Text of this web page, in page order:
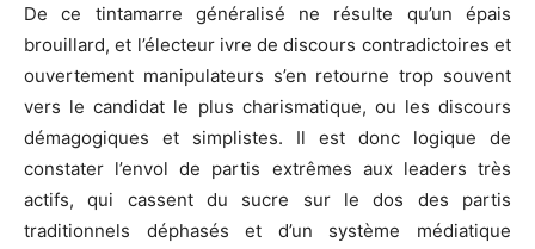
De ce tintamarre généralisé ne résulte qu’un épais
brouillard, et l’électeur ivre de discours contradictoires et
ouvertement manipulateurs s’en retourne trop souvent
vers le candidat le plus charismatique, ou les discours
démagogiques et simplistes. Il est donc logique de
constater l’envol de partis extrêmes aux leaders très
actifs, qui cassent du sucre sur le dos des partis
traditionnels déphasés et d’un système médiatique